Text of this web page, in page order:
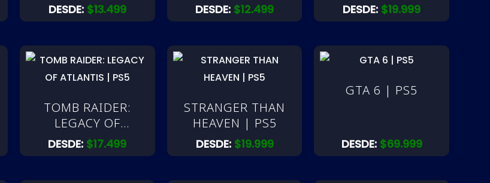
DESDE: $13.499 DESDE: $12.499 DESDE: $19.999
TOMB RAIDER:
LEGACY OF
ATLANTIS | PS5
DESDE: $17.499
STRANGER THAN
HEAVEN | PS5
DESDE: $19.999
GTA 6 | PS5
DESDE: $69.999